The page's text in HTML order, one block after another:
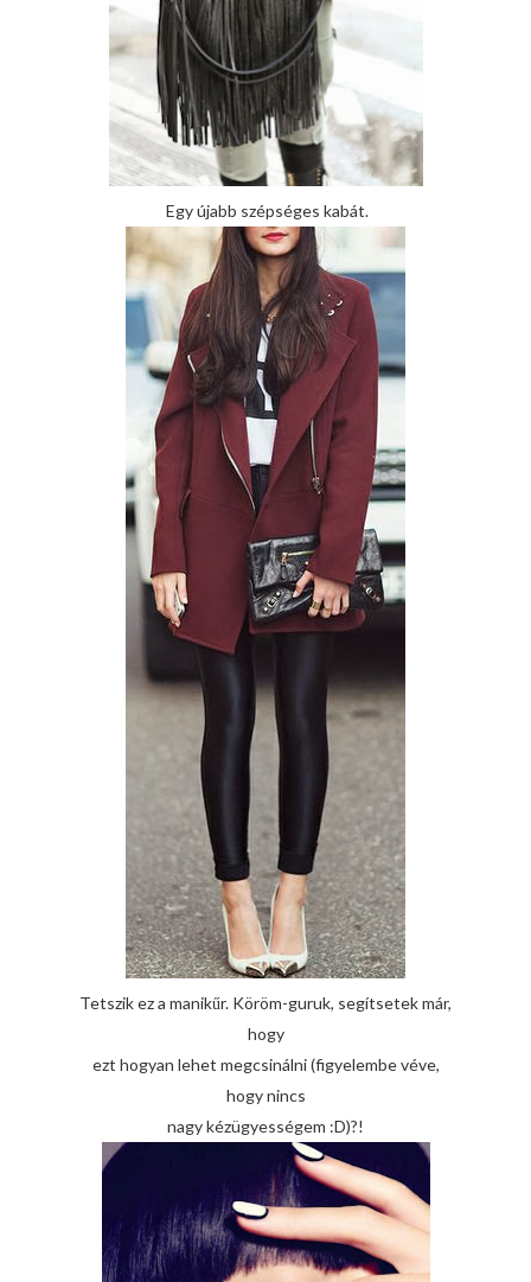
Egy újabb szépséges kabát.
Tetszik ez a manikűr. Köröm-guruk, segítsetek már,
hogy
ezt hogyan lehet megcsinálni (figyelembe véve,
hogy nincs
nagy kézügyességem :D)?!